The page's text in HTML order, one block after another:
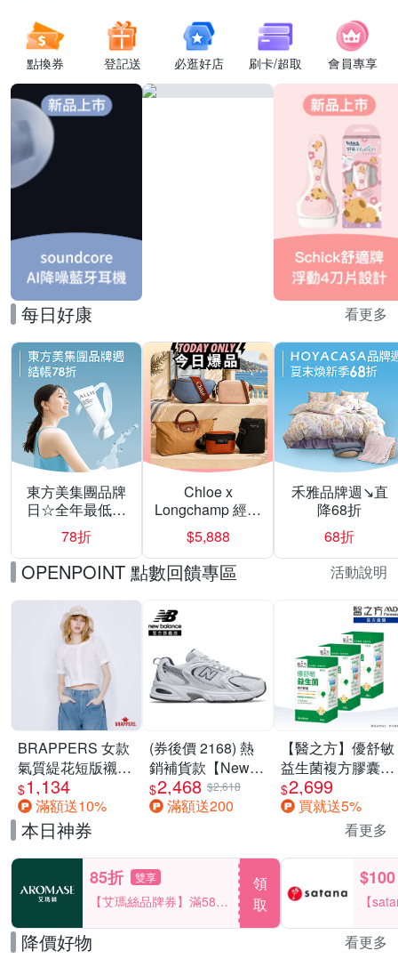
點換券 登記送 必逛好店 刷卡/超取 會員專享
每日好康 看更多
東方美集團品牌
日☆全年最低▼
激殺28折
78折
Chloe x
Longchamp 經典
包款均一價
$5888
$5,888
禾雅品牌週↘直
降68折
68折
OPENPOINT 點數回饋專區 活動說明
BRAPPERS 女款
氣質緹花短版襯
衫-米白
$1,134
滿額送10%
(券後價 2168) 熱
銷補貨款【New
Balance】復古運
動鞋_中性_白銀
$2,468 $2,618
滿額送200
【醫之方】優舒敏
益生菌複方膠囊
(60粒) 三入組
$2,699
買就送5%
本日神券 看更多
85折 雙享
【艾瑪絲品牌券】滿580
享85折！
領
取
$100
【
一件
降價好物 看更多